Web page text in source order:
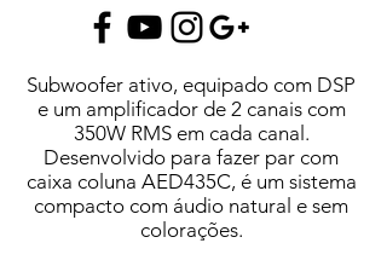
Subwoofer ativo, equipado com DSP
e um amplificador de 2 canais com
350W RMS em cada canal.
Desenvolvido para fazer par com
caixa coluna AED435C, é um sistema
compacto com áudio natural e sem
colorações.